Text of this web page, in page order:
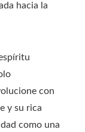
hacia la
con
y su rica
como una